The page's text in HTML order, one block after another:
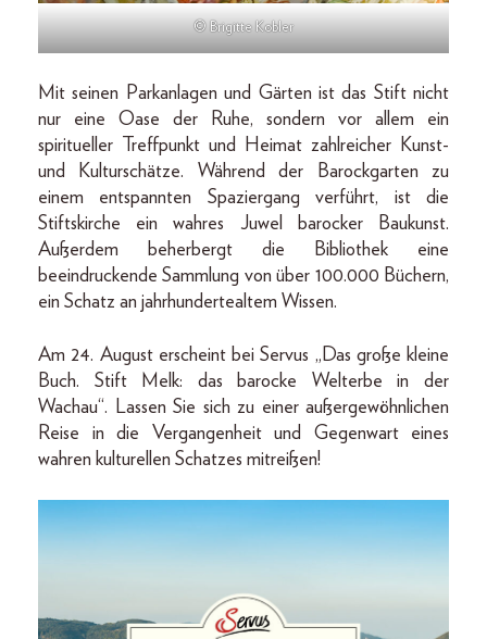
© Brigitte Kobler
Mit seinen Parkanlagen und Gärten ist das Stift nicht
nur eine Oase der Ruhe, sondern vor allem ein
spiritueller Treffpunkt und Heimat zahlreicher Kunst-
und Kulturschätze. Während der Barockgarten zu
einem entspannten Spaziergang verführt, ist die
Stiftskirche ein wahres Juwel barocker Baukunst.
Außerdem beherbergt die Bibliothek eine
beeindruckende Sammlung von über 100.000 Büchern,
ein Schatz an jahrhundertealtem Wissen.
Am 24. August erscheint bei Servus „Das große kleine
Buch. Stift Melk: das barocke Welterbe in der
Wachau“. Lassen Sie sich zu einer außergewöhnlichen
Reise in die Vergangenheit und Gegenwart eines
wahren kulturellen Schatzes mitreißen!